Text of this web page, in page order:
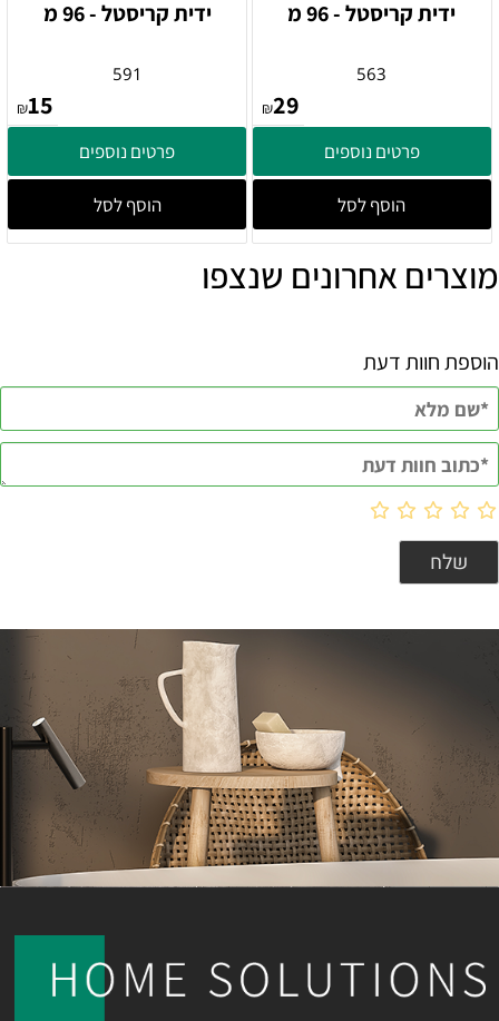
ידית קריסטל - 96 מ
563
₪29
פרטים נוספים
הוסף לסל
ידית קריסטל - 96 מ
591
₪15
פרטים נוספים
הוסף לסל
מוצרים אחרונים שנצפו
הוספת חוות דעת